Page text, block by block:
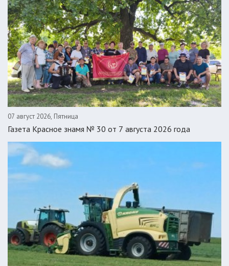
07 август 2026, Пятница
Газета Красное знамя № 30 от 7 августа 2026 года